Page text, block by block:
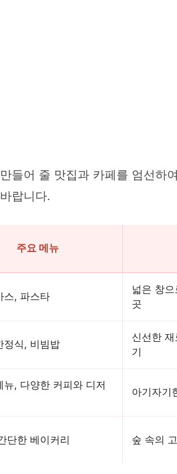
들어 줄 맛집과 카페를 엄선
랍니다.
주요 메뉴
스, 파스타
넓은 창
곳
정식, 비빔밥
신선한
기
뉴, 다양한 커피와 디저
아기자기
단한 베이커리 숲 속의